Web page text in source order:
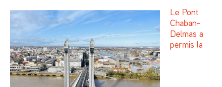
Le Pont
Chaban-
Delmas a
permis la